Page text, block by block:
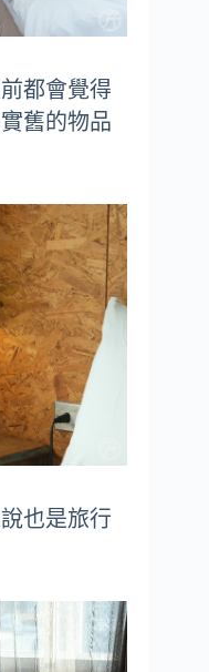
都會覺得
舊的物品
也是旅行